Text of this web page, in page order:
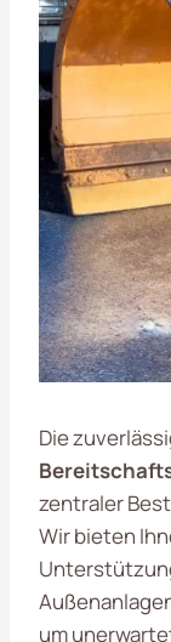
Die
zentraler
Wir bieten
um